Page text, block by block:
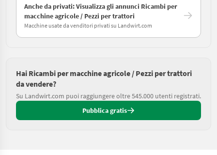
Anche da privati: Visualizza gli annunci Ricambi per
macchine agricole / Pezzi per trattori
Macchine usate da venditori privati su Landwirt.com
Hai Ricambi per macchine agricole / Pezzi per trattori
da vendere?
Su Landwirt.com puoi raggiungere oltre 545.000 utenti registrati.
Pubblica gratis